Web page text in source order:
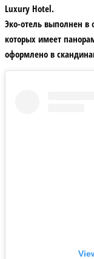
Luxury Hotel.
Эко-отель выполнен в
которых имеет
оформлено в